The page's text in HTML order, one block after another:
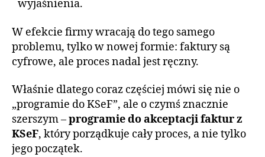
wyjaśnienia.
W efekcie firmy wracają do tego samego
problemu, tylko w nowej formie: faktury są
cyfrowe, ale proces nadal jest ręczny.
Właśnie dlatego coraz częściej mówi się nie o
„programie do KSeF”, ale o czymś znacznie
szerszym –programie do akceptacji faktur z
KSeF, który porządkuje cały proces, a nie tylko
jego początek.